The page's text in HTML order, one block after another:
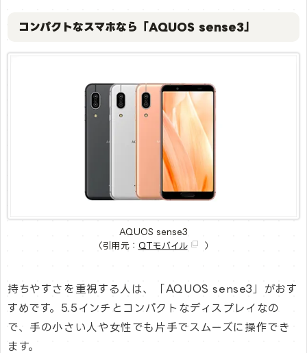
コンパクトなスマホなら「AQUOS sense3」
AQUOS sense3
（引用元： QTモバイル ）
持ちやすさを重視する人は、「AQUOS sense3」がおす
すめです。5.5インチとコンパクトなディスプレイなの
で、手の小さい人や女性でも片手でスムーズに操作でき
ます。